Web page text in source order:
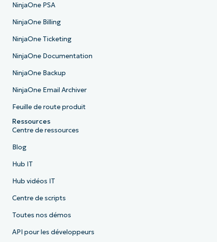
NinjaOne PSA
NinjaOne Billing
NinjaOne Ticketing
NinjaOne Documentation
NinjaOne Backup
NinjaOne Email Archiver
Feuille de route produit
Ressources
Centre de ressources
Blog
Hub IT
Hub vidéos IT
Centre de scripts
Toutes nos démos
API pour les développeurs